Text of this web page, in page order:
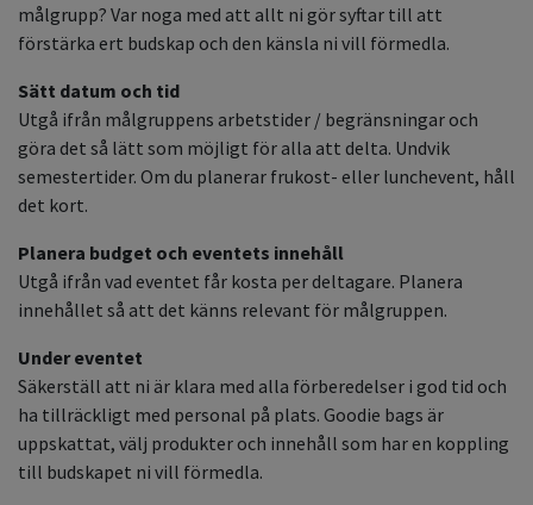
målgrupp? Var noga med att allt ni gör syftar till att
förstärka ert budskap och den känsla ni vill förmedla.
Sätt datum och tid
Utgå ifrån målgruppens arbetstider / begränsningar och
göra det så lätt som möjligt för alla att delta. Undvik
semestertider. Om du planerar frukost- eller lunchevent, håll
det kort.
Planera budget och eventets innehåll
Utgå ifrån vad eventet får kosta per deltagare. Planera
innehållet så att det känns relevant för målgruppen.
Under eventet
Säkerställ att ni är klara med alla förberedelser i god tid och
ha tillräckligt med personal på plats. Goodie bags är
uppskattat, välj produkter och innehåll som har en koppling
till budskapet ni vill förmedla.